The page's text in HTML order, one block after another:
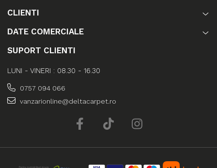
CLIENTI
DATE COMERCIALE
SUPORT CLIENTI
LUNI - VINERI : 08.30 - 16.30
0757 094 066
vanzarionline@deltacarpet.ro